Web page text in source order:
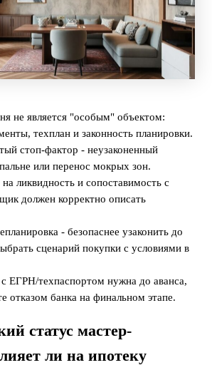
не является "особым" объектом:
техплан и законность планировки.
стоп-фактор - неузаконенный
или перенос мокрых зон.
ликвидность и сопоставимость с
должен корректно описать
- безопаснее узаконить до
сценарий покупки с условиями в
ЕГРН/техпаспортом нужна до аванса,
отказом банка на финальном этапе.
статус мастер-
ли на ипотеку